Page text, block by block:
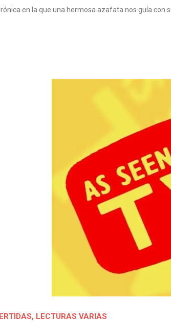
en la que una hermosa azafata nos guía con
, LECTURAS VARIAS